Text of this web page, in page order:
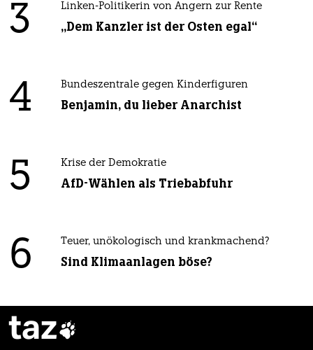
3 Linken-Politikerin von Angern zur Rente
„Dem Kanzler ist der Osten egal“
4 Bundeszentrale gegen Kinderfiguren
Benjamin, du lieber Anarchist
5 Krise der Demokratie
AfD-Wählen als Triebabfuhr
6 Teuer, unökologisch und krankmachend?
Sind Klimaanlagen böse?
taz